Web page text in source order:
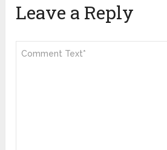
Leave a Reply